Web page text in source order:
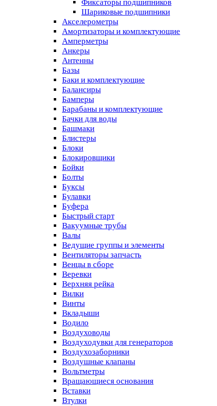
Фиксаторы подшипников
Шариковые подшипники
Акселерометры
Амортизаторы и комплектующие
Амперметры
Анкеры
Антенны
Базы
Баки и комплектующие
Балансиры
Бамперы
Барабаны и комплектующие
Бачки для воды
Башмаки
Блистеры
Блоки
Блокировщики
Бойки
Болты
Буксы
Булавки
Буфера
Быстрый старт
Вакуумные трубы
Валы
Ведущие группы и элементы
Вентиляторы запчасть
Венцы в сборе
Веревки
Верхняя рейка
Вилки
Винты
Вкладыши
Водило
Воздуховоды
Воздуходувки для генераторов
Воздухозаборники
Воздушные клапаны
Вольтметры
Вращающиеся основания
Вставки
Втулки